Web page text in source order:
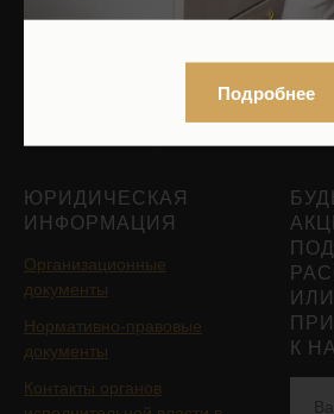
Гинекология
ЮРИДИЧЕСКАЯ
ИНФОРМАЦИЯ
Организационные
документы
Нормативно-правовые
документы
Контакты органов
ИЛИ
К
Подробнее